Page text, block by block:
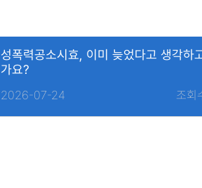
성폭력공소시효, 이미 늦었다고 생각하
가요?
2026-07-24 조회